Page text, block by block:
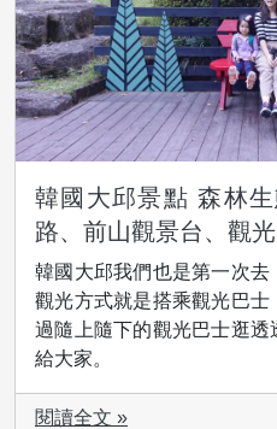
韓國大邱景點 森林
路、前山觀景台、觀
韓國大邱我們也是第一次
觀光方式就是搭乘觀光巴
過隨上隨下的觀光巴士逛
給大家。
閱讀全文 »